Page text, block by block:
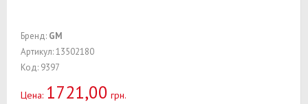
Бренд: GM
Артикул: 13502180
Код: 9397
Цена: 1721,00 грн.